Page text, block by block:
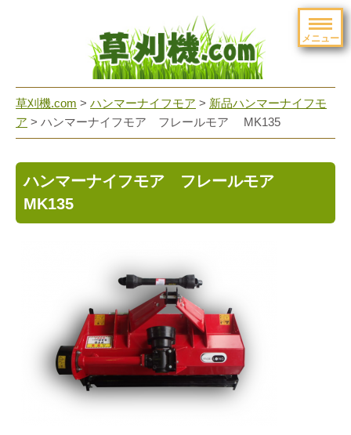
メニュー
草刈機.com > ハンマーナイフモア > 新品ハンマーナイフモ
ア > ハンマーナイフモア フレールモア MK135
ハンマーナイフモア フレールモア
MK135